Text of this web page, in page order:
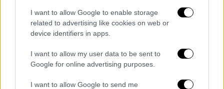
I want to allow Google to enable storage
related to advertising like cookies on web or
device identifiers in apps.
I want to allow my user data to be sent to
Google for online advertising purposes.
I want to allow Google to send me
Ελλάδα 22.11.2022 23:25
νοσοκομείου «Αγ. Σάββας» από ΜΑΤ
καταγγέλλει η πρόεδρος των
εργαζομένων